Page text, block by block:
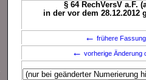
§ 64 RechVersV a.F.
in der vor dem 28.12.2012
← frühere
← vorherige Änderung